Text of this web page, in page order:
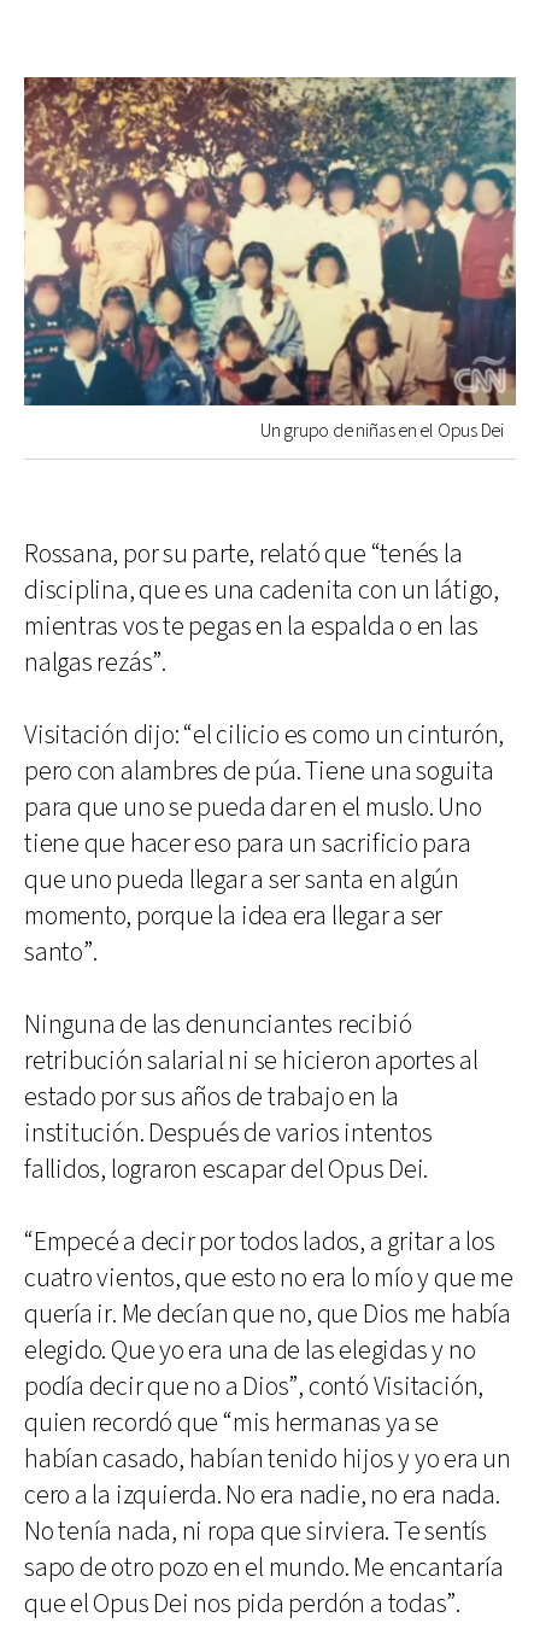
Un grupo de niñas en el Opus Dei
Rossana, por su parte, relató que “tenés la
disciplina, que es una cadenita con un látigo,
mientras vos te pegas en la espalda o en las
nalgas rezás”.
Visitación dijo: “el cilicio es como un cinturón,
pero con alambres de púa. Tiene una soguita
para que uno se pueda dar en el muslo. Uno
tiene que hacer eso para un sacrificio para
que uno pueda llegar a ser santa en algún
momento, porque la idea era llegar a ser
santo”.
Ninguna de las denunciantes recibió
retribución salarial ni se hicieron aportes al
estado por sus años de trabajo en la
institución. Después de varios intentos
fallidos, lograron escapar del Opus Dei.
“Empecé a decir por todos lados, a gritar a los
cuatro vientos, que esto no era lo mío y que me
quería ir. Me decían que no, que Dios me había
elegido. Que yo era una de las elegidas y no
podía decir que no a Dios”, contó Visitación,
quien recordó que “mis hermanas ya se
habían casado, habían tenido hijos y yo era un
cero a la izquierda. No era nadie, no era nada.
No tenía nada, ni ropa que sirviera. Te sentís
sapo de otro pozo en el mundo. Me encantaría
que el Opus Dei nos pida perdón a todas”.